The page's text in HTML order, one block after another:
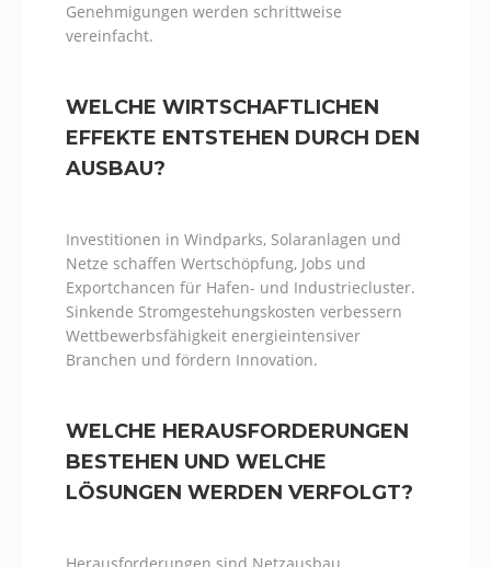
Genehmigungen werden schrittweise
vereinfacht.
WELCHE WIRTSCHAFTLICHEN
EFFEKTE ENTSTEHEN DURCH DEN
AUSBAU?
Investitionen in Windparks, Solaranlagen und
Netze schaffen Wertschöpfung, Jobs und
Exportchancen für Hafen- und Industriecluster.
Sinkende Stromgestehungskosten verbessern
Wettbewerbsfähigkeit energieintensiver
Branchen und fördern Innovation.
WELCHE HERAUSFORDERUNGEN
BESTEHEN UND WELCHE
LÖSUNGEN WERDEN VERFOLGT?